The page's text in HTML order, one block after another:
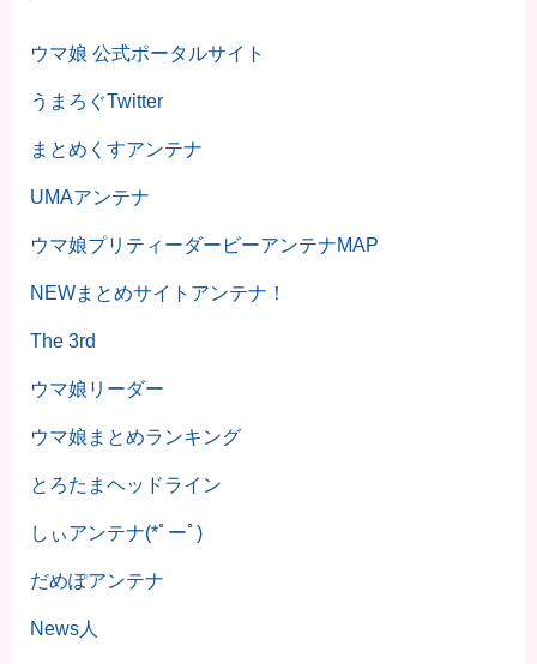
ウマ娘 公式ポータルサイト
うまろぐTwitter
まとめくすアンテナ
UMAアンテナ
ウマ娘プリティーダービーアンテナMAP
NEWまとめサイトアンテナ！
The 3rd
ウマ娘リーダー
ウマ娘まとめランキング
とろたまヘッドライン
しぃアンテナ(*ﾟーﾟ)
だめぽアンテナ
News人